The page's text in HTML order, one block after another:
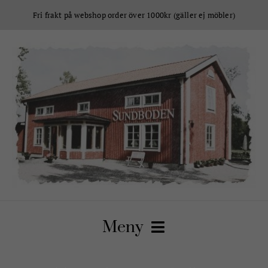
Fri frakt på webshop order över 1000kr (gäller ej möbler)
Meny